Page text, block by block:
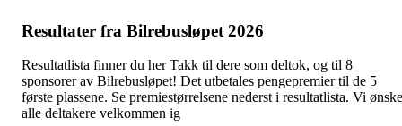
Resultater fra Bilrebusløpet 2026
Resultatlista finner du her Takk til dere som deltok, og til 8
sponsorer av Bilrebusløpet! Det utbetales pengepremier til de 5
første plassene. Se premiestørrelsene nederst i resultatlista. Vi
alle deltakere velkommen ig